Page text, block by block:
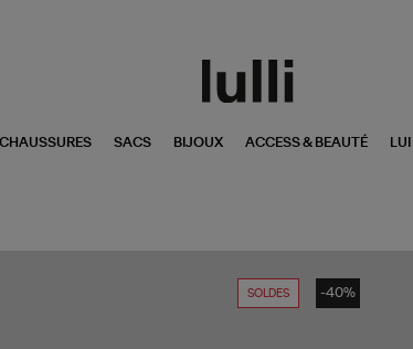
CHAUSSURES SACS BIJOUX ACCESS & BEAUTÉ LUI
SOLDES -40%